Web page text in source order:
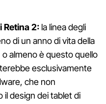
Retina 2: la linea degli
di un anno di vita della
almeno è questo quello
esclusivamente
che non
il design dei tablet di